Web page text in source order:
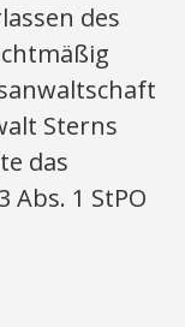
des
Sterns
das
Abs. 1 StPO